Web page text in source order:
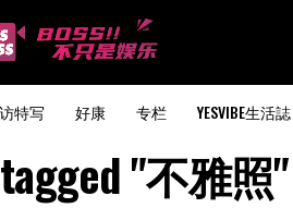
特写 好康 专栏 YESVIBE生活誌
"不雅照"